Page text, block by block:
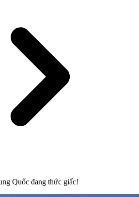
Quốc đang thức giấc!